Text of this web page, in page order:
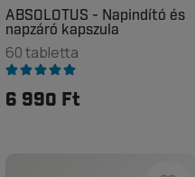
ABSOLOTUS - Napindító és
napzáró kapszula
60 tabletta
6 990 Ft